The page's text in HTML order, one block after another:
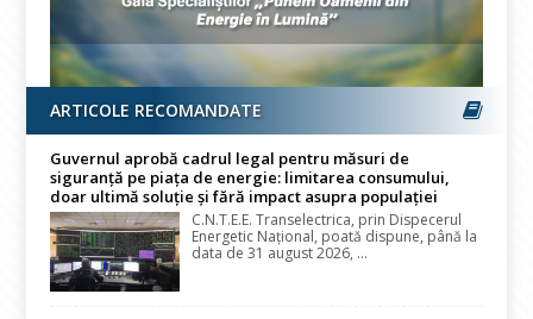
ARTICOLE RECOMANDATE
Guvernul aprobă cadrul legal pentru măsuri de
siguranță pe piața de energie: limitarea consumului,
doar ultimă soluție și fără impact asupra populației
C.N.T.E.E. Transelectrica, prin Dispecerul
Energetic Național, poată dispune, până la
data de 31 august 2026, ...